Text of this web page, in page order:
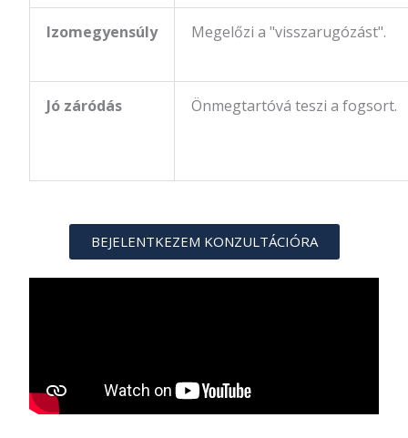
Izomegyensúly Megelőzi a "visszarugózást".
Jó záródás Önmegtartóvá teszi a fogsort.
BEJELENTKEZEM KONZULTÁCIÓRA